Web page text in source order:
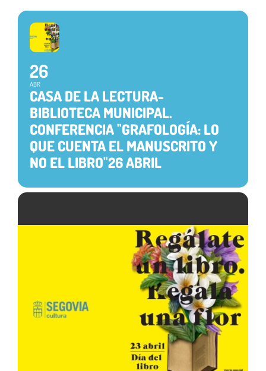
26
ABR
CASA DE LA LECTURA-
BIBLIOTECA MUNICIPAL.
CONFERENCIA "GRAFOLOGÍA: LO
QUE CUENTA EL MANUSCRITO Y
NO EL LIBRO"26 ABRIL